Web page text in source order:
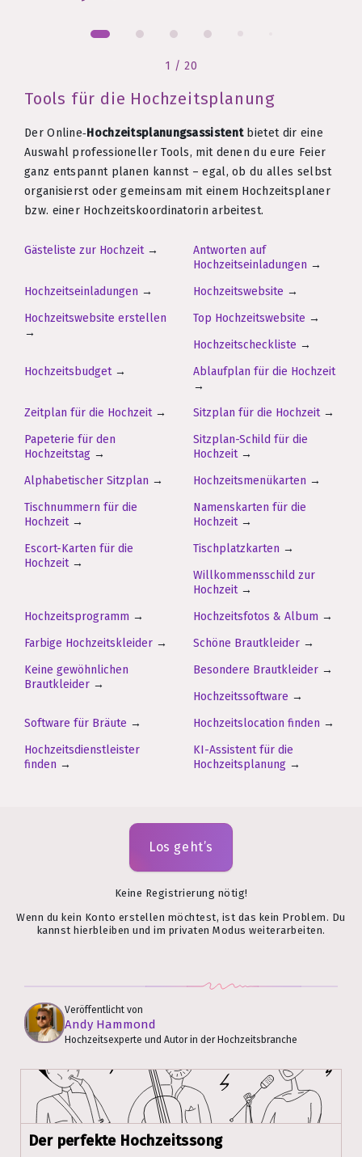
1 / 20
Tools für die Hochzeitsplanung
Der Online‑Hochzeitsplanungsassistentbietet dir eine
Auswahl professioneller Tools, mit denen du eure Feier
ganz entspannt planen kannst – egal, ob du alles selbst
organisierst oder gemeinsam mit einem Hochzeitsplaner
bzw. einer Hochzeitskoordinatorin arbeitest.
Gästeliste zur Hochzeit→
Antworten auf
Hochzeitseinladungen →
Hochzeitseinladungen → Hochzeitswebsite →
Hochzeitswebsite erstellen
→
Top Hochzeitswebsite →
Hochzeitscheckliste →
Hochzeitsbudget→
Ablaufplan für die Hochzeit
→
Zeitplan für die Hochzeit→ Sitzplan für die Hochzeit→
Papeterie für den
Hochzeitstag →
Sitzplan-Schild für die
Hochzeit→
Alphabetischer Sitzplan → Hochzeitsmenükarten →
Tischnummern für die
Hochzeit→
Namenskarten für die
Hochzeit→
Escort-Karten für die
Hochzeit→
Tischplatzkarten →
Willkommensschild zur
Hochzeit→
Hochzeitsprogramm → Hochzeitsfotos & Album →
Farbige Hochzeitskleider → Schöne Brautkleider →
Keine gewöhnlichen
Brautkleider →
Besondere Brautkleider →
Hochzeitssoftware →
Software für Bräute → Hochzeitslocation finden →
Hochzeitsdienstleister
finden →
KI-Assistent für die
Hochzeitsplanung →
Los geht’s
Keine Registrierung nötig!
Wenn du kein Konto erstellen möchtest, ist das kein Problem. Du
kannst hierbleiben und im privaten Modus weiterarbeiten.
Veröffentlicht von
Andy Hammond
Hochzeitsexperte und Autor in der Hochzeitsbranche
Der perfekte Hochzeitssong